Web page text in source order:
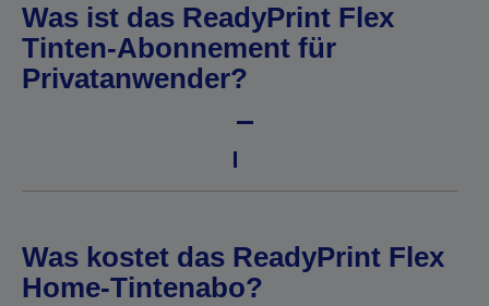
Was ist das ReadyPrint Flex
Tinten-Abonnement für
Privatanwender?
Was kostet das ReadyPrint Flex
Home-Tintenabo?